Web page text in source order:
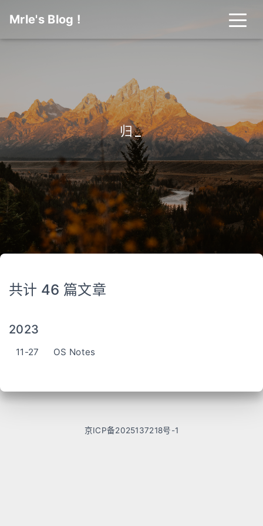
Mrle's Blog !
归档_
共计 46 篇文章
2023
11-27 OS Notes
京ICP备2025137218号-1